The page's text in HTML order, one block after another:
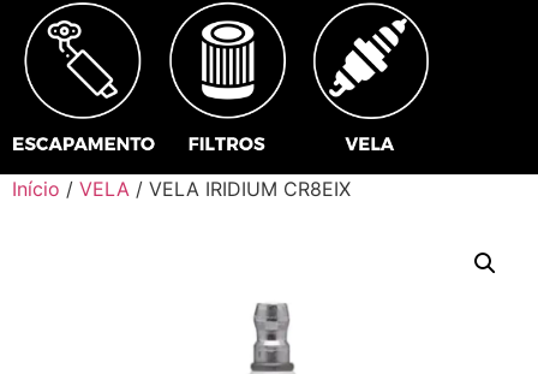
Início / VELA / VELA IRIDIUM CR8EIX